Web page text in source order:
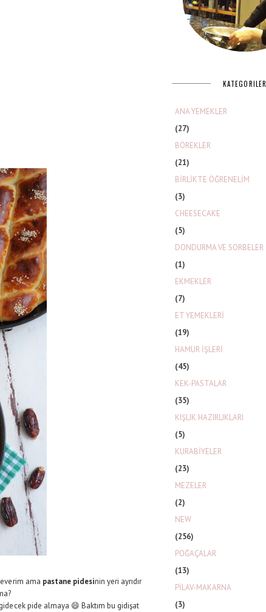
ama pastane pidesinin yeri ayrıdır
pide almaya 😄 Baktım bu gidişat
KATEGORILER
ANA YEMEKLER
(27)
BÖREKLER
(21)
BİRLİKTE ÖĞRENELİM
(3)
CHEESECAKE
(5)
DONDURMA VE SORBELER
(1)
EKMEKLER
(7)
ET YEMEKLERİ
(19)
HAMUR İŞLERİ
(45)
KEK-PASTALAR
(35)
KIŞLIK HAZIRLIKLARI
(5)
KURABİYELER
(23)
MEZELER
(2)
NEW
(256)
POĞAÇALAR
(13)
PİLAV-MAKARNA
(3)